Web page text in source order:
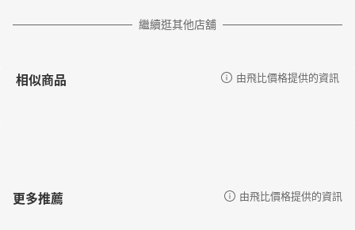
繼續逛其他店舖
相似商品 由飛比價格提供的資訊
更多推薦 由飛比價格提供的資訊